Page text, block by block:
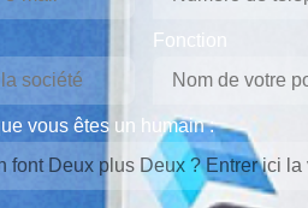
Fonction
vous êtes un humain :